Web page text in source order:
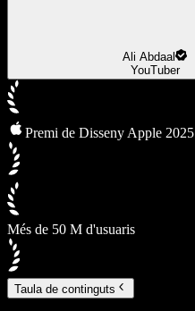
Ali Abdaal
YouTuber
Premi de Disseny Apple 2025
Més de 50 M d'usuaris
Taula de continguts